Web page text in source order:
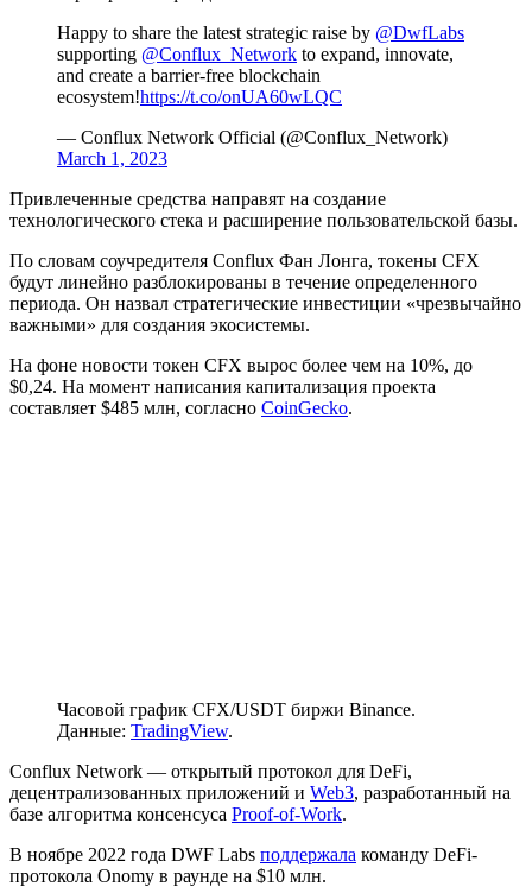
Happy to share the latest strategic raise by @DwfLabs
supporting @Conflux_Network to expand, innovate,
and create a barrier-free blockchain
ecosystem!https://t.co/onUA60wLQC
— Conflux Network Official (@Conflux_Network)
March 1, 2023
Привлеченные средства направят на создание
технологического стека и расширение пользовательской базы.
По словам соучредителя Conflux Фан Лонга, токены CFX
будут линейно разблокированы в течение определенного
периода. Он назвал стратегические инвестиции «чрезвычайно
важными» для создания экосистемы.
На фоне новости токен CFX вырос более чем на 10%, до
$0,24. На момент написания капитализация проекта
составляет $485 млн, согласно CoinGecko.
Часовой график CFX/USDT биржи Binance.
Данные: TradingView.
Conflux Network — открытый протокол для DeFi,
децентрализованных приложений и Web3, разработанный на
базе алгоритма консенсуса Proof-of-Work.
В ноябре 2022 года DWF Labs поддержала команду DeFi-
протокола Onomy в раунде на $10 млн.